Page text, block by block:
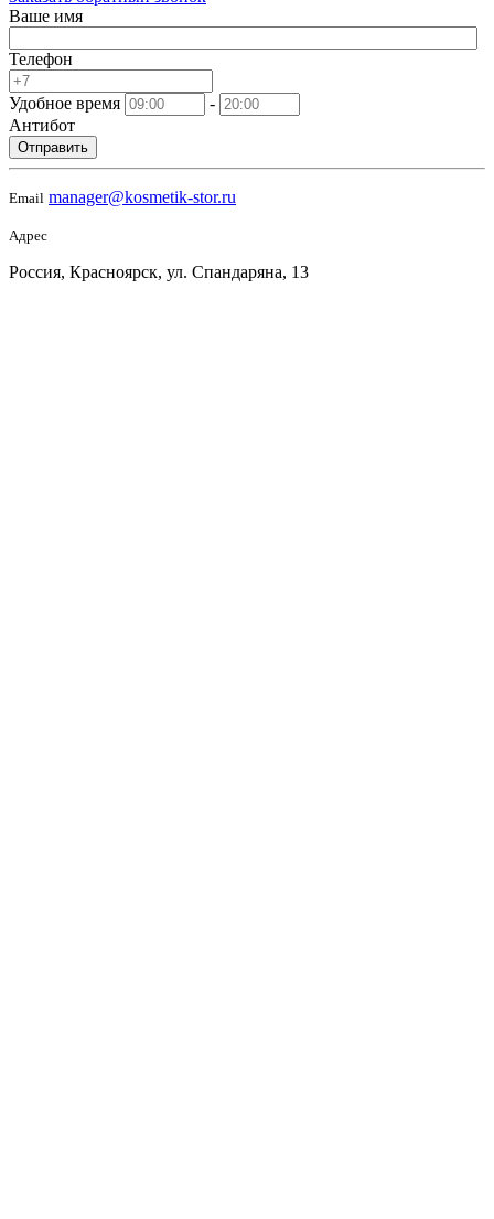
Ваше имя
Телефон
Удобное время
-
Антибот
Отправить
Email manager@kosmetik-stor.ru
Адрес
Россия, Красноярск, ул. Спандаряна, 13